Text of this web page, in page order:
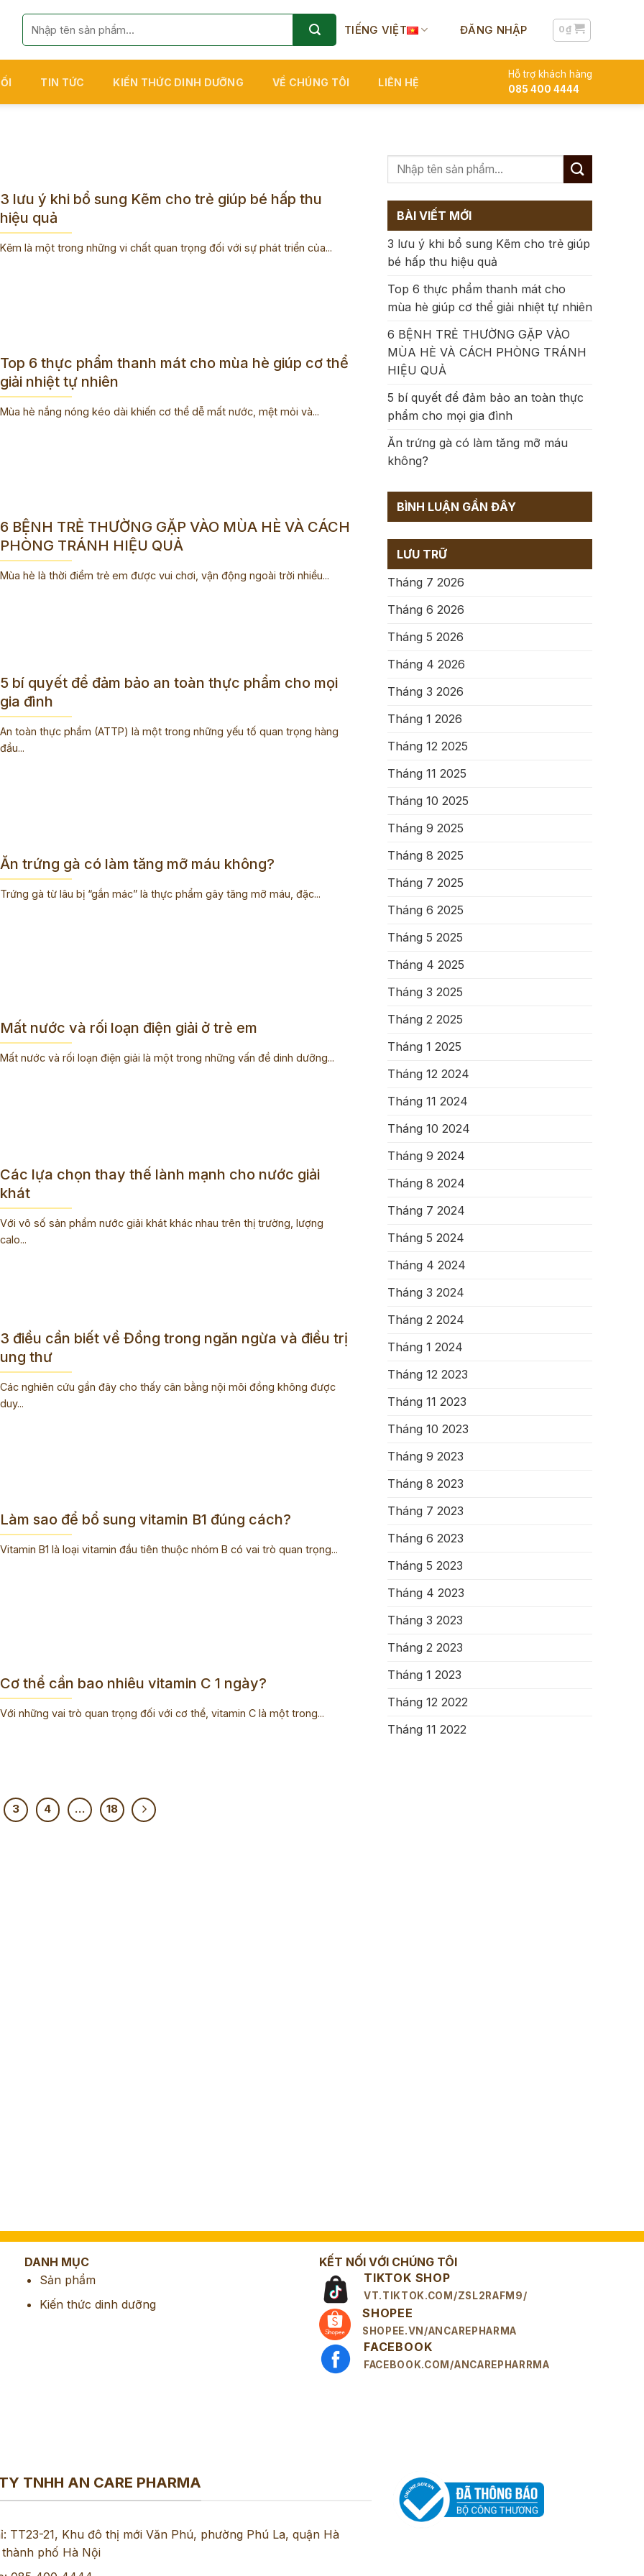
Tìm
kiếm:
TIẾNG VIỆT ĐĂNG NHẬP 0₫
TIN TỨC KIẾN THỨC DINH DƯỠNG VỀ CHÚNG TÔI LIÊN HỆ
Hỗ trợ khách hàng
085 400 4444
3 lưu ý khi bổ sung Kẽm cho trẻ giúp bé hấp thu
hiệu quả
Kẽm là một trong những vi chất quan trọng đối với sự phát triển của...
Top 6 thực phẩm thanh mát cho mùa hè giúp cơ thể
giải nhiệt tự nhiên
Mùa hè nắng nóng kéo dài khiến cơ thể dễ mất nước, mệt mỏi và...
6 BỆNH TRẺ THƯỜNG GẶP VÀO MÙA HÈ VÀ CÁCH
PHÒNG TRÁNH HIỆU QUẢ
Mùa hè là thời điểm trẻ em được vui chơi, vận động ngoài trời nhiều...
5 bí quyết để đảm bảo an toàn thực phẩm cho mọi
gia đình
An toàn thực phẩm (ATTP) là một trong những yếu tố quan trọng hàng
đầu...
Ăn trứng gà có làm tăng mỡ máu không?
Trứng gà từ lâu bị “gắn mác” là thực phẩm gây tăng mỡ máu, đặc...
Mất nước và rối loạn điện giải ở trẻ em
Mất nước và rối loạn điện giải là một trong những vấn đề dinh dưỡng...
Các lựa chọn thay thế lành mạnh cho nước giải
khát
Với vô số sản phẩm nước giải khát khác nhau trên thị trường, lượng
calo...
3 điều cần biết về Đồng trong ngăn ngừa và điều trị
ung thư
Các nghiên cứu gần đây cho thấy cân bằng nội môi đồng không được
duy...
Làm sao để bổ sung vitamin B1 đúng cách?
Vitamin B1 là loại vitamin đầu tiên thuộc nhóm B có vai trò quan trọng...
Cơ thể cần bao nhiêu vitamin C 1 ngày?
Với những vai trò quan trọng đối với cơ thể, vitamin C là một trong...
3 4 … 18
BÀI VIẾT MỚI
3 lưu ý khi bổ sung Kẽm cho trẻ giúp
bé hấp thu hiệu quả
Top 6 thực phẩm thanh mát cho
mùa hè giúp cơ thể giải nhiệt tự nhiên
6 BỆNH TRẺ THƯỜNG GẶP VÀO
MÙA HÈ VÀ CÁCH PHÒNG TRÁNH
HIỆU QUẢ
5 bí quyết để đảm bảo an toàn thực
phẩm cho mọi gia đình
Ăn trứng gà có làm tăng mỡ máu
không?
BÌNH LUẬN GẦN ĐÂY
LƯU TRỮ
Tháng 7 2026
Tháng 6 2026
Tháng 5 2026
Tháng 4 2026
Tháng 3 2026
Tháng 1 2026
Tháng 12 2025
Tháng 11 2025
Tháng 10 2025
Tháng 9 2025
Tháng 8 2025
Tháng 7 2025
Tháng 6 2025
Tháng 5 2025
Tháng 4 2025
Tháng 3 2025
Tháng 2 2025
Tháng 1 2025
Tháng 12 2024
Tháng 11 2024
Tháng 10 2024
Tháng 9 2024
Tháng 8 2024
Tháng 7 2024
Tháng 5 2024
Tháng 4 2024
Tháng 3 2024
Tháng 2 2024
Tháng 1 2024
Tháng 12 2023
Tháng 11 2023
Tháng 10 2023
Tháng 9 2023
Tháng 8 2023
Tháng 7 2023
Tháng 6 2023
Tháng 5 2023
Tháng 4 2023
Tháng 3 2023
Tháng 2 2023
Tháng 1 2023
Tháng 12 2022
Tháng 11 2022
DANH MỤC
Sản phẩm
Kiến thức dinh dưỡng
KẾT NỐI VỚI CHÚNG TÔI
TIKTOK SHOP
VT.TIKTOK.COM/ZSL2RAFM9/
SHOPEE
SHOPEE.VN/ANCAREPHARMA
FACEBOOK
FACEBOOK.COM/ANCAREPHARRMA
TNHH AN CARE PHARMA
TT23-21, Khu đô thị mới Văn Phú, phường Phú La, quận Hà
phố Hà Nội